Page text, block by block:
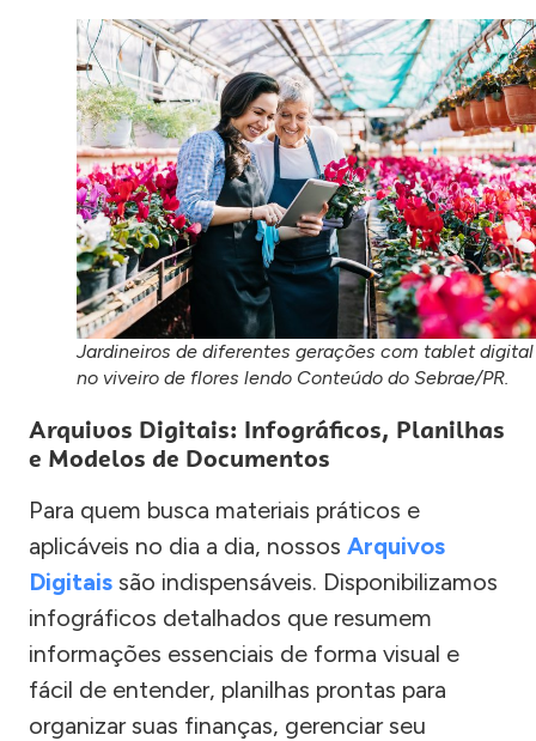
Jardineiros de diferentes gerações com tablet digital
no viveiro de flores lendo Conteúdo do Sebrae/PR.
Arquivos Digitais: Infográficos, Planilhas
e Modelos de Documentos
Para quem busca materiais práticos e
aplicáveis no dia a dia, nossos Arquivos
Digitais são indispensáveis. Disponibilizamos
infográficos detalhados que resumem
informações essenciais de forma visual e
fácil de entender, planilhas prontas para
organizar suas finanças, gerenciar seu